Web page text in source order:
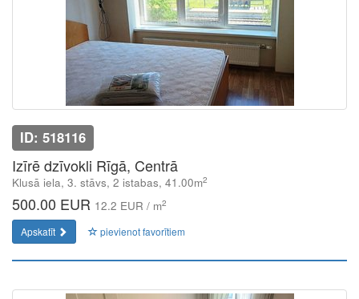
ID: 518116
Izīrē dzīvokli Rīgā, Centrā
Klusā iela, 3. stāvs, 2 istabas, 41.00m2
500.00 EUR 12.2 EUR / m2
Apskatīt pievienot favorītiem